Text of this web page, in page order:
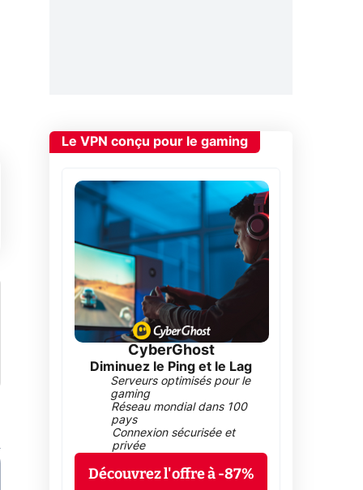
Le VPN conçu pour le gaming
CyberGhost
Diminuez le Ping et le Lag
Serveurs optimisés pour le
gaming
Réseau mondial dans 100
pays
Connexion sécurisée et
privée
Découvrez l'offre à -87%